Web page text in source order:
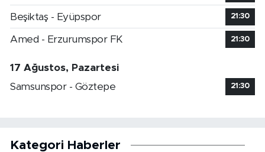
Beşiktaş - Eyüpspor 21:30
Amed - Erzurumspor FK 21:30
17 Ağustos, Pazartesi
Samsunspor - Göztepe
21:30
Kategori Haberler